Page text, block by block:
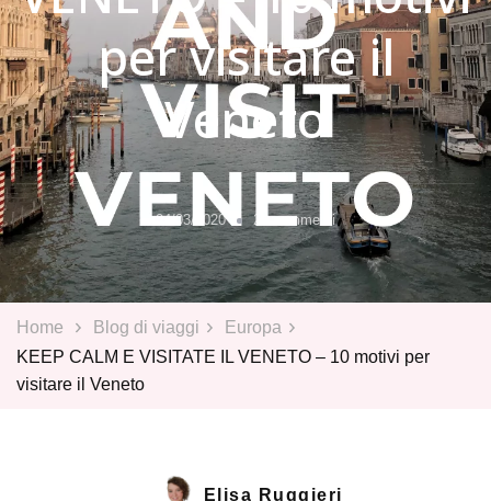
per visitare il
Veneto
04/03/2020 20 commentisu
KEEP
CALM
VENETO
visitare
Home Blog di viaggi
Europa
KEEP CALM E VISITATE IL VENETO – 10 motivi per
visitare il Veneto
Elisa Ruggieri